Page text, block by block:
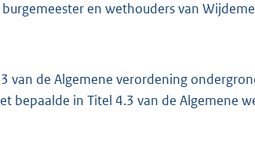
en wethouders van
van de Algemene verordening
bepaalde in Titel 4.3 van de Algemene